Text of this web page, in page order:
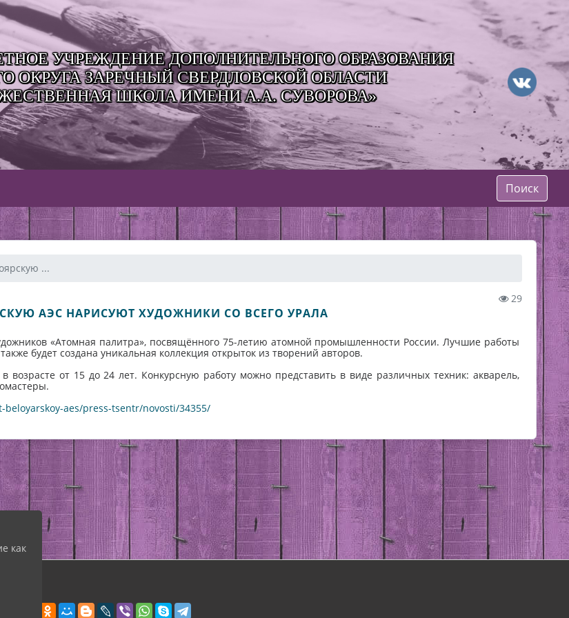
УЧРЕЖДЕНИЕ ДОПОЛНИТЕЛЬНОГО ОБРАЗОВАНИЯ
ОКРУГА ЗАРЕЧНЫЙ СВЕРДЛОВСКОЙ ОБЛАСТИ
ШКОЛА ИМЕНИ А.А. СУВОРОВА»
Поиск
...
29
АЭС НАРИСУЮТ ХУДОЖНИКИ СО ВСЕГО УРАЛА
«Атомная палитра», посвящённого 75-летию атомной промышленности России. Лучшие работы
будет создана уникальная коллекция открыток из творений авторов.
возрасте от 15 до 24 лет. Конкурсную работу можно представить в виде различных техник: акварель,
aes/press-tsentr/novosti/34355/
как